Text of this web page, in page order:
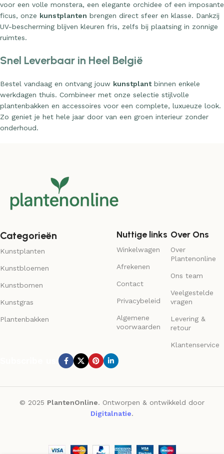
voor een volle monstera, een elegante orchidee of een imposante
ficus, onze kunstplanten brengen direct sfeer en klasse. Dankzij
UV-bescherming blijven kleuren fris, zelfs bij plaatsing in zonnige
ruimtes.
Snel Leverbaar in Heel België
Bestel vandaag en ontvang jouw kunstplantbinnen enkele
werkdagen thuis. Combineer met onze selectie stijlvolle
plantenbakken en accessoires voor een complete, luxueuze look.
Zo geniet je het hele jaar door van een groen interieur zonder
onderhoud.
Categorieën
Kunstplanten
Kunstbloemen
Kunstbomen
Kunstgras
Plantenbakken
Nuttige links
Winkelwagen
Afrekenen
Contact
Privacybeleid
Algemene
voorwaarden
Over Ons
Over
Plantenonline
Ons team
Veelgestelde
vragen
Levering &
retour
Klantenservice
© 2025 PlantenOnline. Ontworpen & ontwikkeld door
Digitalnatie.